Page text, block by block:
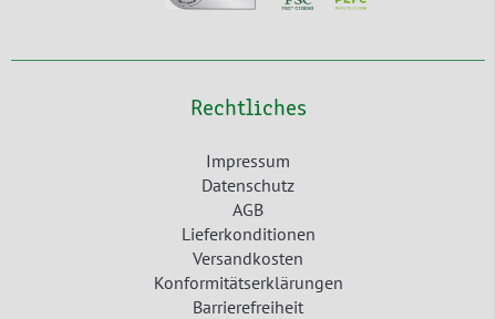
Rechtliches
Impressum
Datenschutz
AGB
Lieferkonditionen
Versandkosten
Konformitätserklärungen
Barrierefreiheit